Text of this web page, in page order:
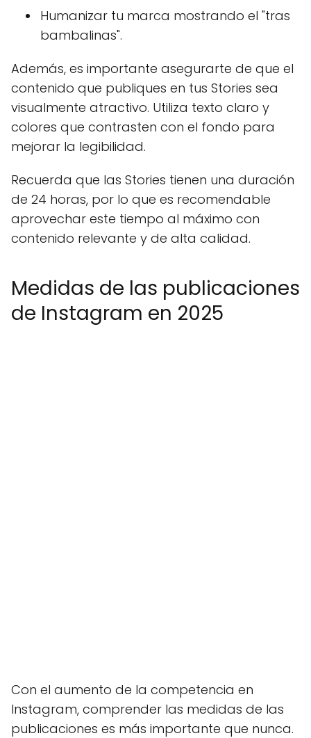
Humanizar tu marca mostrando el "tras
bambalinas".
Además, es importante asegurarte de que el
contenido que publiques en tus Stories sea
visualmente atractivo. Utiliza texto claro y
colores que contrasten con el fondo para
mejorar la legibilidad.
Recuerda que las Stories tienen una duración
de 24 horas, por lo que es recomendable
aprovechar este tiempo al máximo con
contenido relevante y de alta calidad.
Medidas de las publicaciones
de Instagram en 2025
Con el aumento de la competencia en
Instagram, comprender las medidas de las
publicaciones es más importante que nunca.